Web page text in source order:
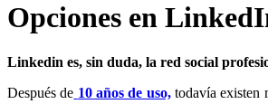
Opciones en
Linkedin es, sin duda, la red social
Después de 10 años de uso,todavía existen